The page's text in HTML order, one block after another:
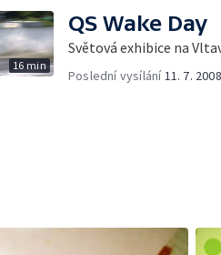
16 min
QS Wake Day
Světová exhibice na
Poslední vysílání 11. 7. 2008